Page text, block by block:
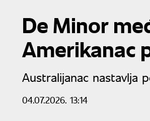
De Minor
Amerikanac
Australijanac nastavlja
04.07.2026. 13:14